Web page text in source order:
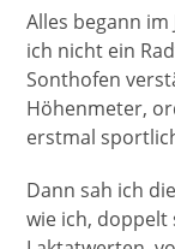
Alles begann
ich nicht ein
Sonthofen
Höhenmeter,
erstmal
Dann sah ich
wie ich,